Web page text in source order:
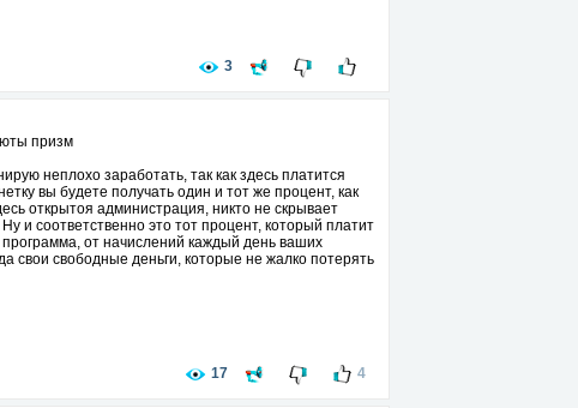
3
призм
неплохо заработать, так как здесь платится
вы будете получать один и тот же процент, как
открытоя администрация, никто не скрывает
и соответственно это тот процент, который платит
от начислений каждый день ваших
свои свободные деньги, которые не жалко потерять
17 4